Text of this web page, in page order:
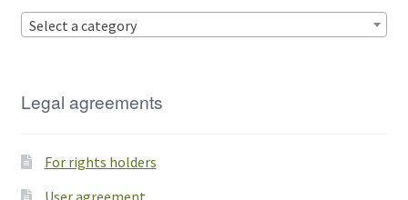
Select a category
Legal agreements
For rights holders
User agreement